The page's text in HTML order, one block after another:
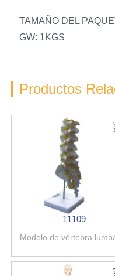
TAMAÑO DEL
GW: 1KGS
Productos
11109
Modelo de vértebra